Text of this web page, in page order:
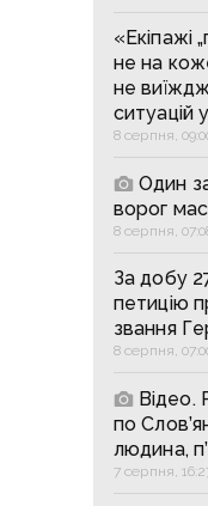
«Екіпажі
не на
не
ситуацій
8 серпня,
Один
ворог
8 серпня,
За добу
петицію
звання
8 серпня,
Відео.
по
людина,
7 серпня,